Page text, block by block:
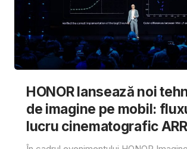
HONOR lansează noi
de imagine pe mobil:
lucru cinematografic